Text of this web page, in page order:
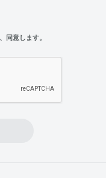
同意します。